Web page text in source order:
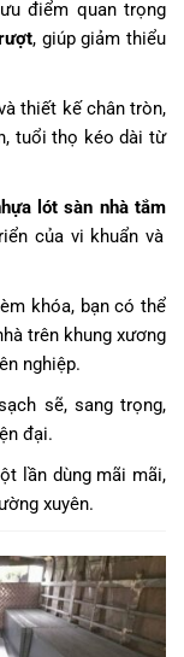
điểm quan trọng
, giúp giảm thiểu
thiết kế chân tròn,
tuổi thọ kéo dài từ
lót sàn nhà tắm
của vi khuẩn và
khóa, bạn có thể
trên khung xương
nghiệp.
sẽ, sang trọng,
đại.
lần dùng mãi mãi,
xuyên.